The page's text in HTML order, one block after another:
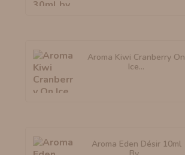
Aroma Kiwi Cranberry On
Ice...
Aroma Eden Désir 10ml